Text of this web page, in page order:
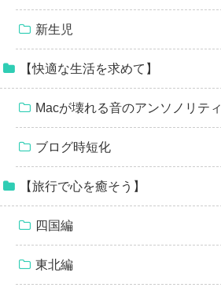
新生児
【快適な生活を求めて】
Macが壊れる音のアンソノリティ
ブログ時短化
【旅行で心を癒そう】
四国編
東北編